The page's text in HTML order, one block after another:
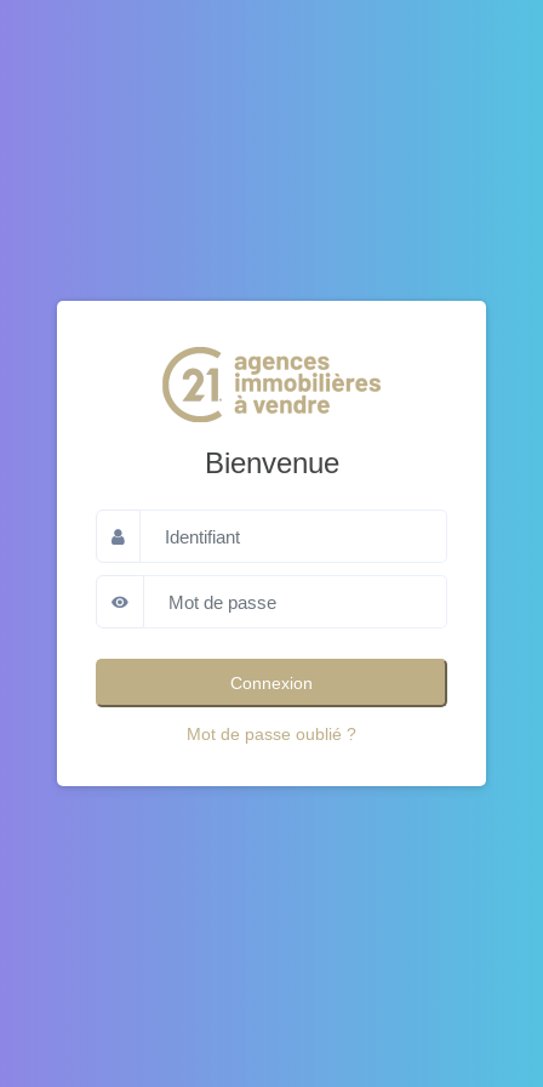
Bienvenue
Mot de passe oublié ?